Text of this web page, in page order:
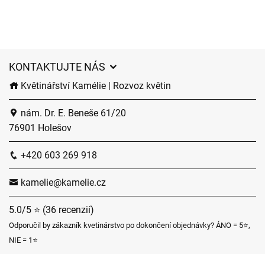
KONTAKTUJTE NÁS
Květinářství Kamélie | Rozvoz květin
nám. Dr. E. Beneše 61/20
76901 Holešov
+420 603 269 918
kamelie@kamelie.cz
5.0/5 ⭐ (36 recenzií)
Odporučil by zákazník kvetinárstvo po dokončení objednávky? ÁNO = 5⭐,
NIE = 1⭐